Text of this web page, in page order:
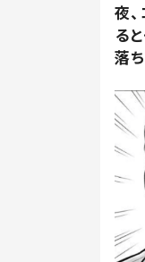
夜
る
落